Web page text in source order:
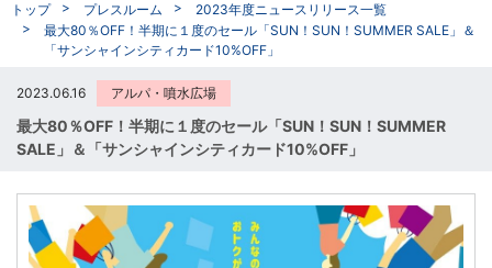
トップ プレスルーム
2023年度ニュースリリース一覧
最大80％OFF！半期に１度のセール「SUN！SUN！SUMMER SALE」＆
「サンシャインシティカード10%OFF」
2023.06.16 アルパ・噴水広場
最大80％OFF！半期に１度のセール「SUN！SUN！SUMMER
SALE」＆「サンシャインシティカード10%OFF」